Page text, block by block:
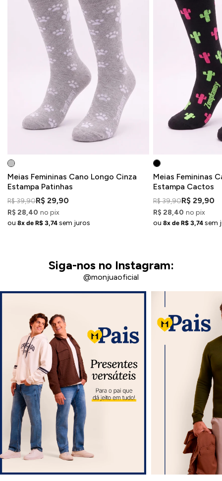
Meias Femininas Cano Longo Cinza
Estampa Patinhas
R$ 39,90R$ 29,90
R$ 28,40 no pix
ou 8x de R$ 3,74 sem juros
Meias Femininas
Estampa Cactos
R$ 39,90R$ 29,90
R$ 28,40 no pix
ou 8x de R$ 3,74 sem
Siga-nos no Instagram:
@monjuaoficial